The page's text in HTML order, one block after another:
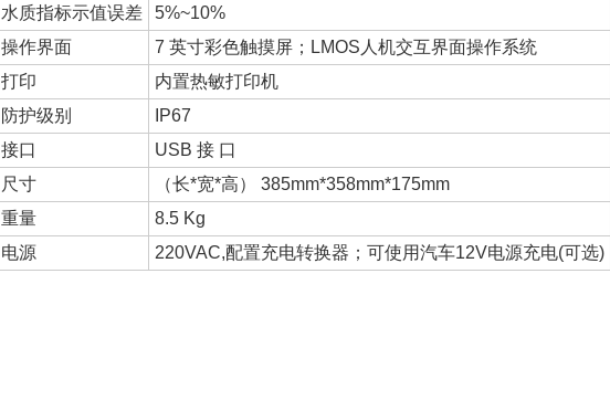
水质指标示值误差
5%~10%
操作界面
7 英寸彩色触摸屏；LMOS人机交互界面操作系统
打印
内置热敏打印机
防护级别
IP67
接口
USB 接 口
尺寸
（长*宽*高） 385mm*358mm*175mm
重量
8.5 Kg
电源
220VAC,配置充电转换器；可使用汽车12V电源充电(可选)